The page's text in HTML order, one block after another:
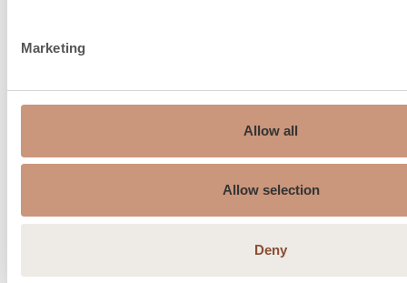
Marketing
Allow all
Allow selection
Deny
Rökgasens temperatur vid
1600
A = Rökutgångens bredd (mm), B = maxmått för